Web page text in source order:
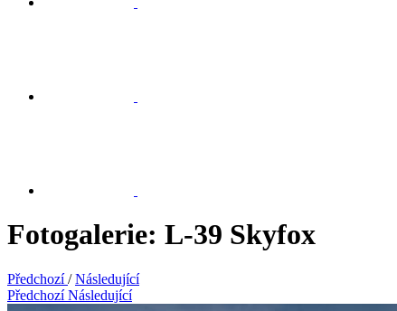
Fotogalerie: L-39 Skyfox
Předchozí / Následující
Předchozí Následující